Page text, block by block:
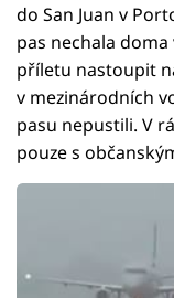
do San Juan v
pas nechala
příletu nastoupit
v mezinárodních
pasu nepustili. V
pouze s